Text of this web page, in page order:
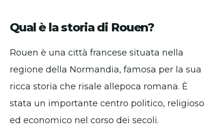
Qual è la storia di Rouen?
Rouen è una città francese situata nella
regione della Normandia, famosa per la sua
ricca storia che risale allepoca romana. È
stata un importante centro politico, religioso
ed economico nel corso dei secoli.